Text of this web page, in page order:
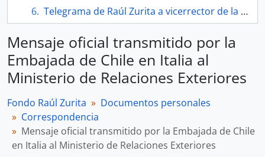
Telegrama de Raúl Zurita a vicerrector de la Universidad Técnica Federico Santa María
Mensaje oficial transmitido por la
Embajada de Chile en Italia al
Ministerio de Relaciones Exteriores
Fondo Raúl Zurita
Documentos personales
Correspondencia
Mensaje oficial transmitido por la Embajada de Chile
en Italia al Ministerio de Relaciones Exteriores